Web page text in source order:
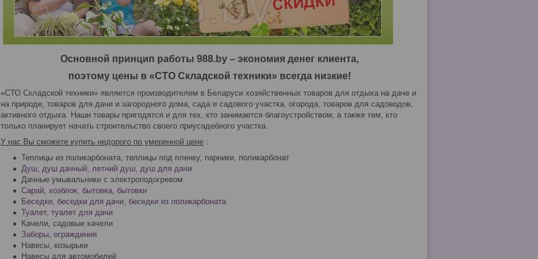
Основной принцип работы 988.by – экономия денег клиента,
поэтому цены в «СТО Складской техники» всегда низкие!
«СТО Складской техники» является производителем в Беларуси хозяйственных товаров для отдыха на даче и
на природе, товаров для дачи и загородного дома, сада и садового участка, огорода, товаров для садоводов,
активного отдыха. Наши товары пригодятся и для тех, кто занимается благоустройством, а также тем, кто
только планирует начать строительство своего приусадебного участка.
У нас Вы сможете купить недорого по умеренной цене :
Теплицы из поликарбоната, теплицы под пленку, парники, поликарбонат
Душ, душ дачный, летний душ, душ для дачи
Дачные умывальники с электроподогревом
Сарай, хозблок, бытовка, бытовки
Беседки, беседки для дачи, беседки из поликарбоната
Туалет, туалет для дачи
Качели, садовые качели
Заборы, ограждения
Навесы, козырьки
Навесы для автомобилей